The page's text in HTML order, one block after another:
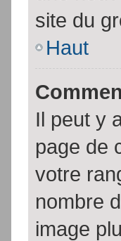
site du
Haut
Il peut y
page de
votre
nombre
image